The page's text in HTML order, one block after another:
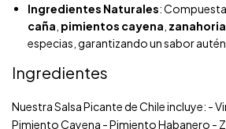
Ingredientes Naturales:
caña pimientos cayena
especias, garantizando un sabor
Ingredientes
Nuestra Salsa Picante de Chile incluye: -
Pimiento Cayena - Pimiento Habanero -